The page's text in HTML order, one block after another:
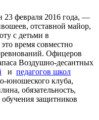
23 февраля 2016 года, —
отставной майор,
с детьми в
время совместно
Офицеров
Воздушно-десантных
и педагогов школ
юношеского клуба,
обязательность,
защитников